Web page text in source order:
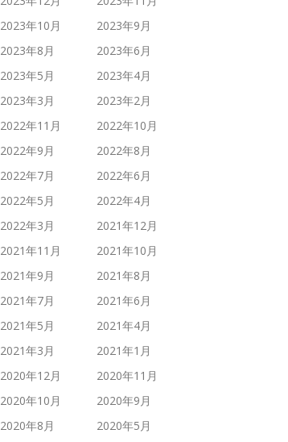
2023年10月
2023年9月
2023年8月
2023年6月
2023年5月
2023年4月
2023年3月
2023年2月
2022年11月
2022年10月
2022年9月
2022年8月
2022年7月
2022年6月
2022年5月
2022年4月
2022年3月
2021年12月
2021年11月
2021年10月
2021年9月
2021年8月
2021年7月
2021年6月
2021年5月
2021年4月
2021年3月
2021年1月
2020年12月
2020年11月
2020年10月
2020年9月
2020年8月
2020年5月